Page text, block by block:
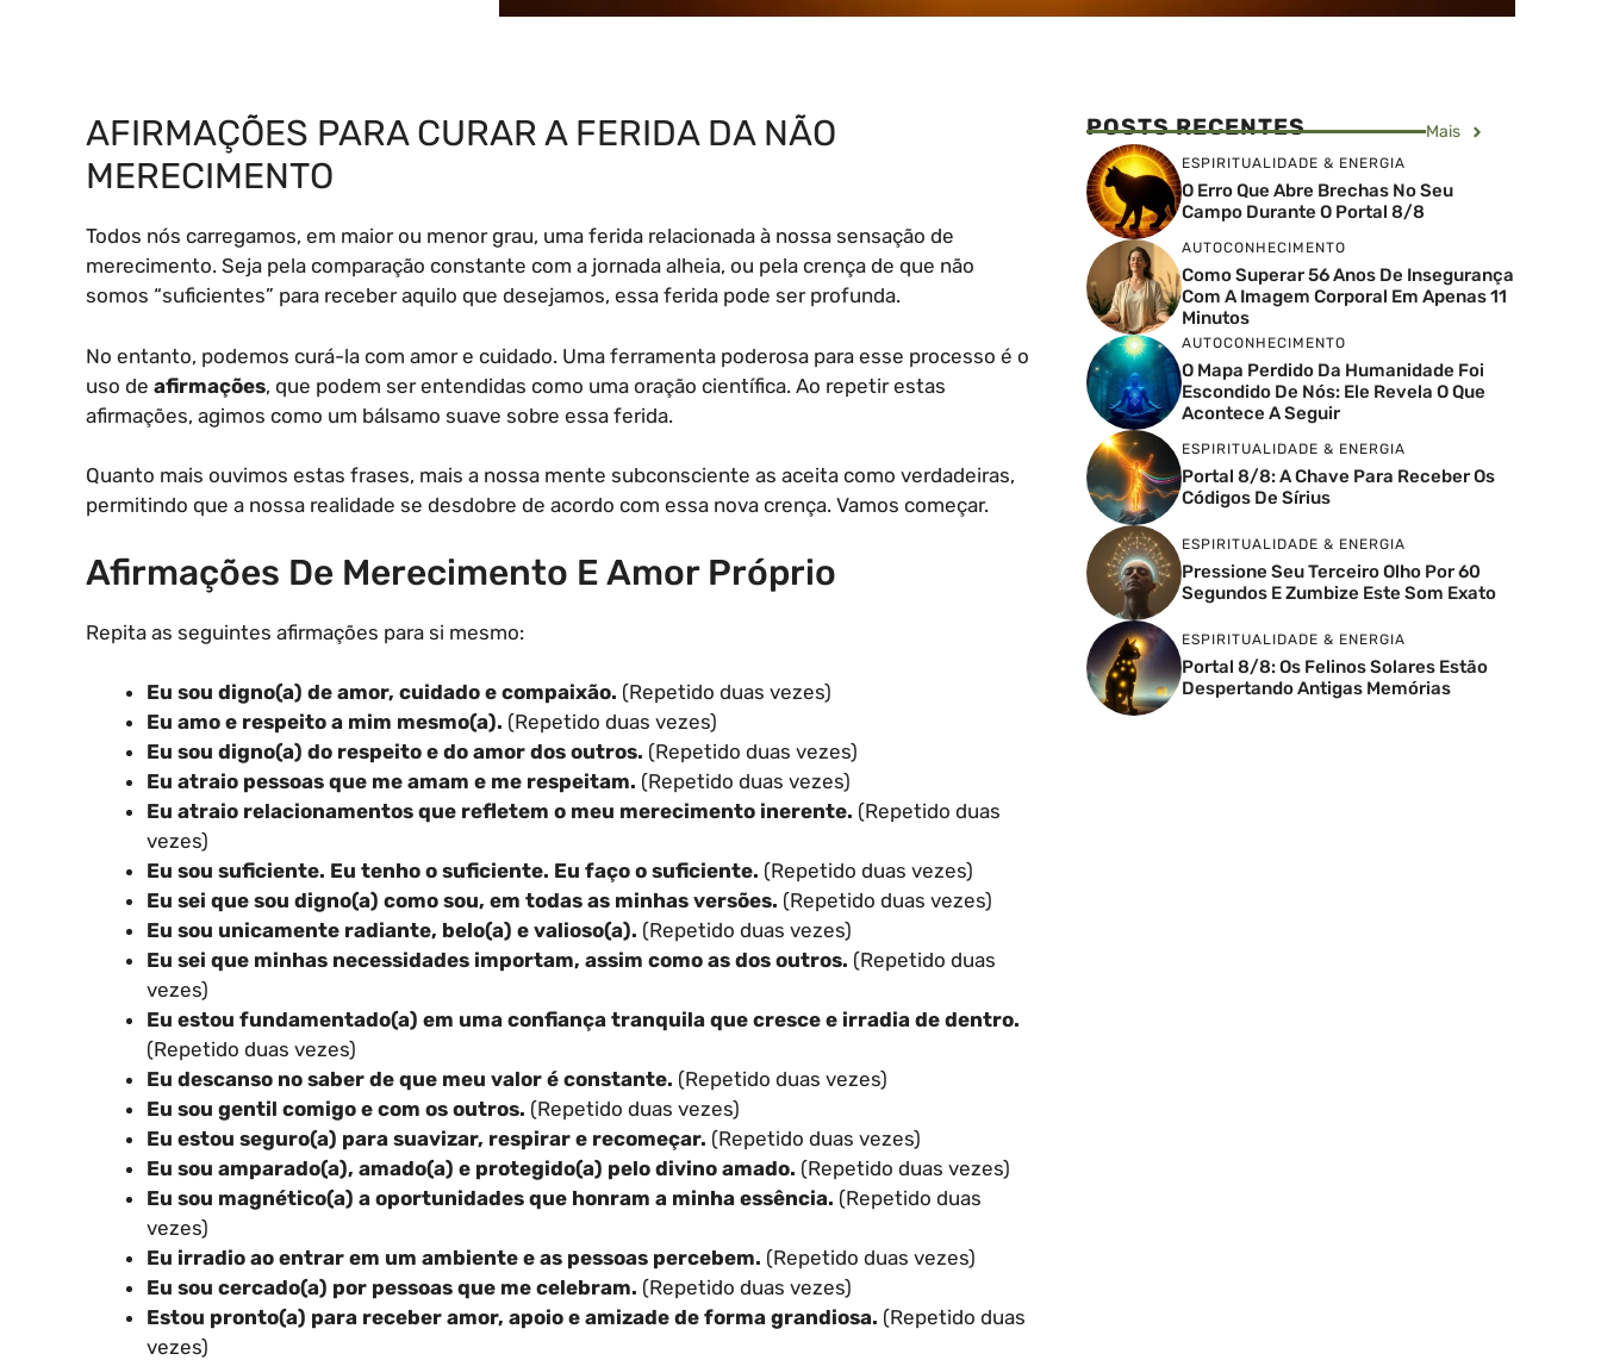
AFIRMAÇÕES PARA CURAR A FERIDA DA NÃO
MERECIMENTO
Todos nós carregamos, em maior ou menor grau, uma ferida relacionada à nossa sensação de
merecimento. Seja pela comparação constante com a jornada alheia, ou pela crença de que não
somos “suficientes” para receber aquilo que desejamos, essa ferida pode ser profunda.
No entanto, podemos curá-la com amor e cuidado. Uma ferramenta poderosa para esse processo é o
uso de afirmações, que podem ser entendidas como uma oração científica. Ao repetir estas
afirmações, agimos como um bálsamo suave sobre essa ferida.
Quanto mais ouvimos estas frases, mais a nossa mente subconsciente as aceita como verdadeiras,
permitindo que a nossa realidade se desdobre de acordo com essa nova crença. Vamos começar.
Afirmações De Merecimento E Amor Próprio
Repita as seguintes afirmações para si mesmo:
Eu sou digno(a) de amor, cuidado e compaixão. (Repetido duas vezes)
Eu amo e respeito a mim mesmo(a). (Repetido duas vezes)
Eu sou digno(a) do respeito e do amor dos outros. (Repetido duas vezes)
Eu atraio pessoas que me amam e me respeitam. (Repetido duas vezes)
Eu atraio relacionamentos que refletem o meu merecimento inerente. (Repetido duas
vezes)
Eu sou suficiente. Eu tenho o suficiente. Eu faço o suficiente. (Repetido duas vezes)
Eu sei que sou digno(a) como sou, em todas as minhas versões. (Repetido duas vezes)
Eu sou unicamente radiante, belo(a) e valioso(a). (Repetido duas vezes)
Eu sei que minhas necessidades importam, assim como as dos outros. (Repetido duas
vezes)
Eu estou fundamentado(a) em uma confiança tranquila que cresce e irradia de dentro.
(Repetido duas vezes)
Eu descanso no saber de que meu valor é constante. (Repetido duas vezes)
Eu sou gentil comigo e com os outros. (Repetido duas vezes)
Eu estou seguro(a) para suavizar, respirar e recomeçar. (Repetido duas vezes)
Eu sou amparado(a), amado(a) e protegido(a) pelo divino amado. (Repetido duas vezes)
Eu sou magnético(a) a oportunidades que honram a minha essência. (Repetido duas
vezes)
Eu irradio ao entrar em um ambiente e as pessoas percebem. (Repetido duas vezes)
Eu sou cercado(a) por pessoas que me celebram. (Repetido duas vezes)
Estou pronto(a) para receber amor, apoio e amizade de forma grandiosa. (Repetido duas
vezes)
POSTS RECENTES Mais
ESPIRITUALIDADE & ENERGIA
O Erro Que Abre Brechas No Seu
Campo Durante O Portal 8/8
AUTOCONHECIMENTO
Como Superar 56 Anos De Insegurança
Com A Imagem Corporal Em Apenas 11
Minutos
AUTOCONHECIMENTO
O Mapa Perdido Da Humanidade Foi
Escondido De Nós: Ele Revela O Que
Acontece A Seguir
ESPIRITUALIDADE & ENERGIA
Portal 8/8: A Chave Para Receber Os
Códigos De Sírius
ESPIRITUALIDADE & ENERGIA
Pressione Seu Terceiro Olho Por 60
Segundos E Zumbize Este Som Exato
ESPIRITUALIDADE & ENERGIA
Portal 8/8: Os Felinos Solares Estão
Despertando Antigas Memórias